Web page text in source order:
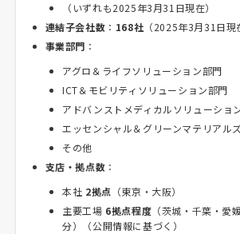
（いずれも2025年3月31日現在）
連結子会社数 ： 168社 （2025年3月31日現
事業部門 ：
アグロ＆ライフソリューション部門
ICT＆モビリティソリューション部門
アドバンストメディカルソリューショ
エッセンシャル＆グリーンマテリアル
その他
支店・拠点数 ：
本社 2拠点 （東京・大阪）
主要工場 6拠点程度 （茨城・千葉・愛
分）（公開情報に基づく）